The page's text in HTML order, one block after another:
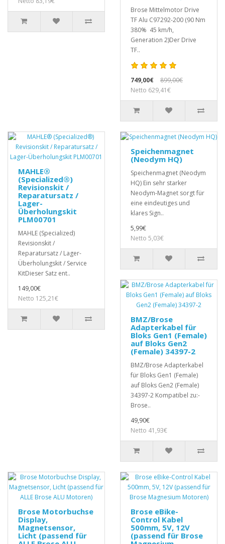
Brose Mittelmotor Drive
TF Alu C97292-200 (90 Nm
380% 45 km/h,
Generation 2)Der Drive
TF..
749,00€
899,00€
Netto 629,41€
MAHLE®
(Specialized®)
Revisionskit /
Reparatursatz /
Lager-
Überholungskit
PLM00701
MAHLE (Specialized)
Revisionskit /
Reparatursatz / Lager-
Überholungskit / Service
KitDieser Satz ent..
149,00€
Netto 125,21€
Speichenmagnet
(Neodym HQ)
Speichenmagnet (Neodym
HQ) Ein sehr starker
Neodym-Magnet sorgt für
eine eindeutiges und
klares Sign..
5,99€
Netto 5,03€
BMZ/Brose
Adapterkabel für
Bloks Gen1 (Female)
auf Bloks Gen2
(Female) 34397-2
BMZ/Brose Adapterkabel
für Bloks Gen1 (Female)
auf Bloks Gen2 (Female)
34397-2 Kompatibel zu:-
Brose..
49,90€
Netto 41,93€
Brose Motorbuchse
Display,
Magnetsensor,
Licht (passend für
Brose eBike-
Control Kabel
500mm, 5V, 12V
(passend für Brose